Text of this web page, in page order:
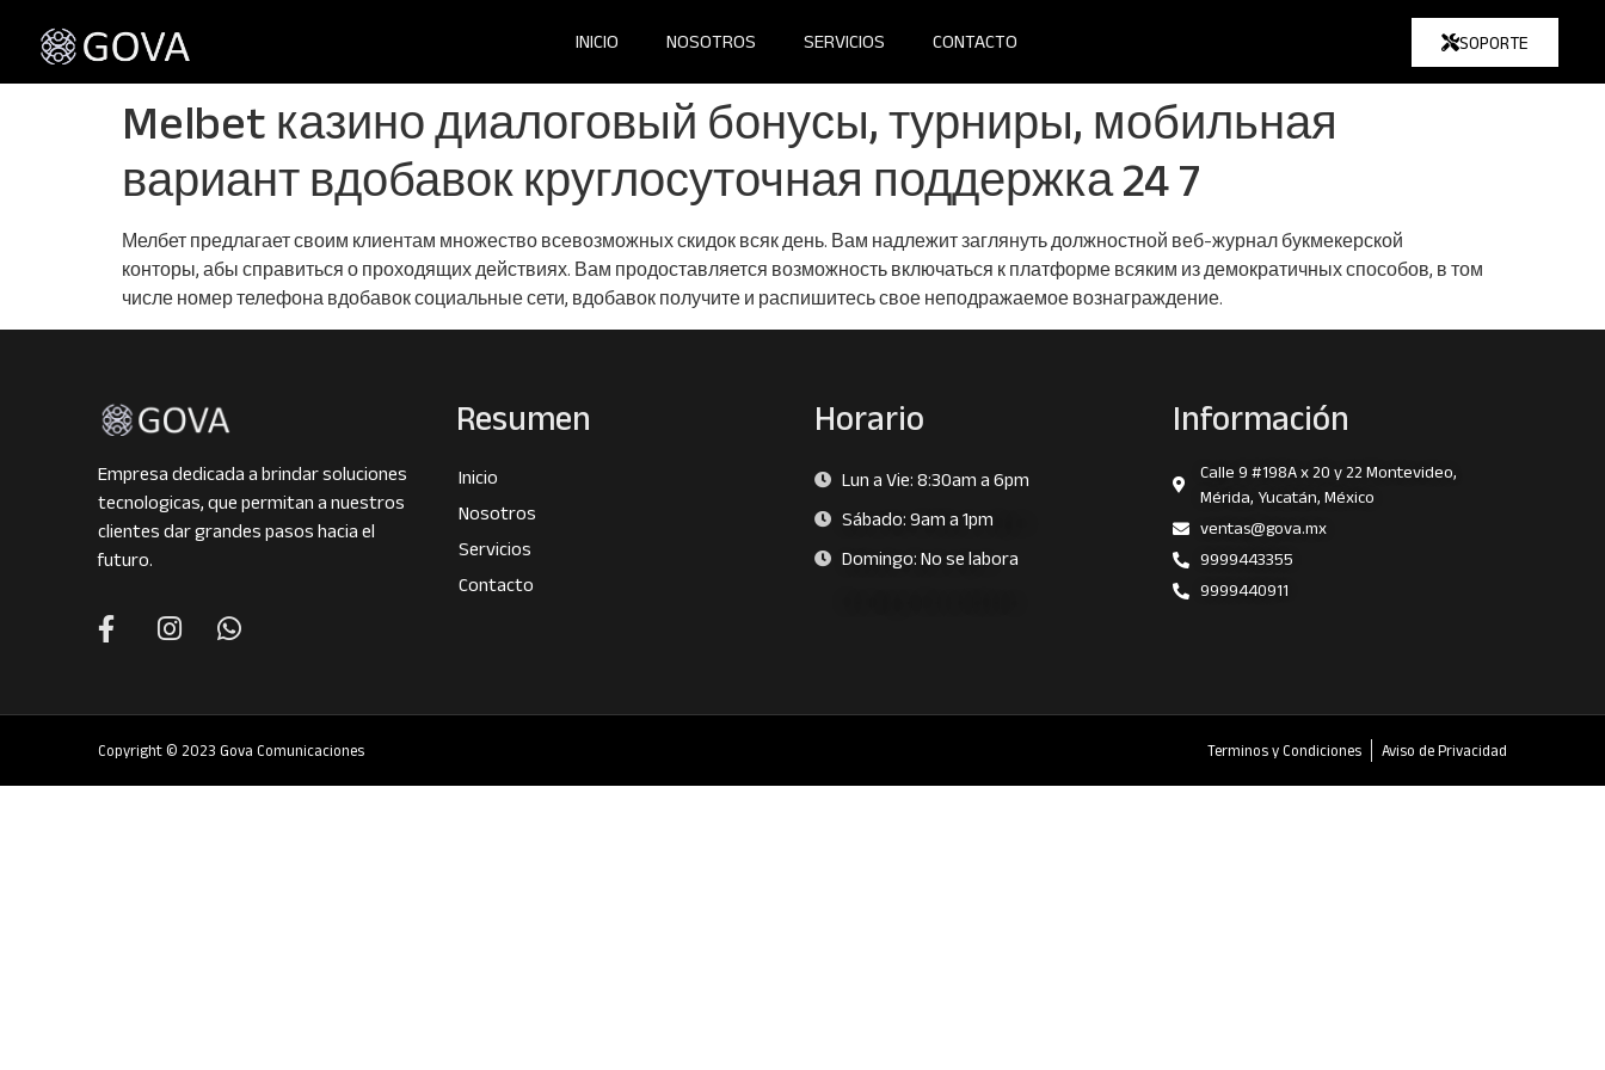
INICIO NOSOTROS SERVICIOS CONTACTO SOPORTE
Melbet казино диалоговый бонусы, турниры, мобильная
вариант вдобавок круглосуточная поддержка 24 7
Мелбет предлагает своим клиентам множество всевозможных скидок всяк день. Вам надлежит заглянуть должностной веб-журнал букмекерской
конторы, абы справиться о проходящих действиях. Вам продоставляется возможность включаться к платформе всяким из демократичных способов, в том
числе номер телефона вдобавок социальные сети, вдобавок получите и распишитесь свое неподражаемое вознаграждение.
Empresa dedicada a brindar soluciones
tecnologicas, que permitan a nuestros
clientes dar grandes pasos hacia el
futuro.
Resumen
Inicio
Nosotros
Servicios
Contacto
Horario
Lun a Vie: 8:30am a 6pm
Sábado: 9am a 1pm
Domingo: No se labora
Información
Calle 9 #198A x 20 y 22 Montevideo,
Mérida, Yucatán, México
ventas@gova.mx
9999443355
9999440911
Copyright © 2023 Gova Comunicaciones Terminos y Condiciones Aviso de Privacidad